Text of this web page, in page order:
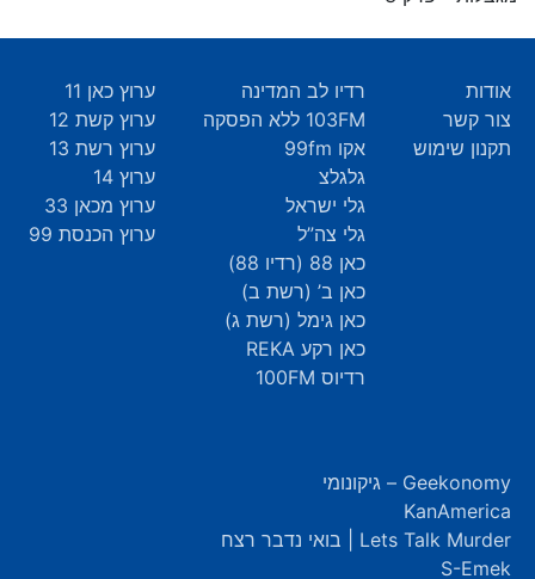
אודות
צור קשר
תקנון שימוש
רדיו לב המדינה
103FM ללא הפסקה
אקו 99fm
גלגלצ
גלי ישראל
גלי צה”ל
כאן 88 (רדיו 88)
כאן ב’ (רשת ב)
כאן גימל (רשת ג)
כאן רקע REKA
רדיוס 100FM
ערוץ כאן 11
ערוץ קשת 12
ערוץ רשת 13
ערוץ 14
ערוץ מכאן 33
ערוץ הכנסת 99
Geekonomy – גיקונומי
KanAmerica
Lets Talk Murder | בואי נדבר רצח
S-Emek